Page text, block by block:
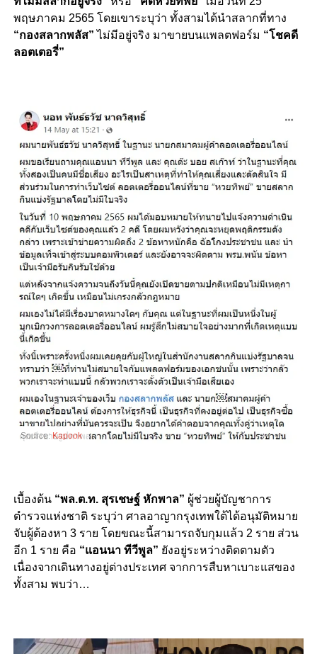
พฤษภาคม 2565 โดยเขาระบุว่า ทั้งสามได้นำสลากที่ทาง
“กองสลากพลัส” ไม่มีอยู่จริง มาขายบนแพลตฟอร์ม “โชคดี
ลอตเตอรี่”
Source:Kapook
เบื้องต้น “พล.ต.ท. สุรเชษฐ์ หักพาล” ผู้ช่วยผู้บัญชาการ
ตำรวจแห่งชาติ ระบุว่า ศาลอาญากรุงเทพใต้ได้อนุมัติหมาย
จับผู้ต้องหา 3 ราย โดยขณะนี้สามารถจับกุมแล้ว 2 ราย ส่วน
อีก 1 ราย คือ “แอนนา ทีวีพูล” ยังอยู่ระหว่างติดตามตัว
เนื่องจากเดินทางอยู่ต่างประเทศ จากการสืบหาเบาะแสของ
ทั้งสาม พบว่า…